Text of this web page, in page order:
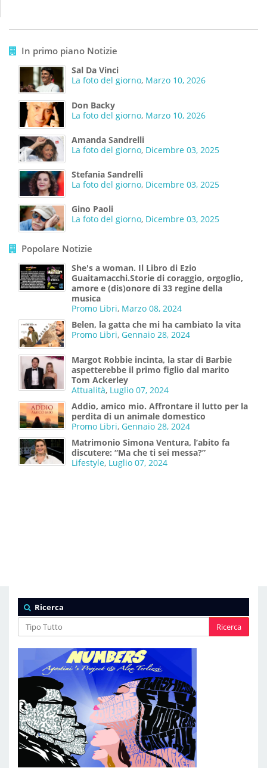
In primo piano Notizie
Sal Da Vinci
La foto del giorno, Marzo 10, 2026
Don Backy
La foto del giorno, Marzo 10, 2026
Amanda Sandrelli
La foto del giorno, Dicembre 03, 2025
Stefania Sandrelli
La foto del giorno, Dicembre 03, 2025
Gino Paoli
La foto del giorno, Dicembre 03, 2025
Popolare Notizie
She's a woman. Il Libro di Ezio
Guaitamacchi.Storie di coraggio, orgoglio,
amore e (dis)onore di 33 regine della
musica
Promo Libri, Marzo 08, 2024
Belen, la gatta che mi ha cambiato la vita
Promo Libri, Gennaio 28, 2024
Margot Robbie incinta, la star di Barbie
aspetterebbe il primo figlio dal marito
Tom Ackerley
Attualità, Luglio 07, 2024
Addio, amico mio. Affrontare il lutto per la
perdita di un animale domestico
Promo Libri, Gennaio 28, 2024
Matrimonio Simona Ventura, l’abito fa
discutere: “Ma che ti sei messa?”
Lifestyle, Luglio 07, 2024
Ricerca
Ricerca